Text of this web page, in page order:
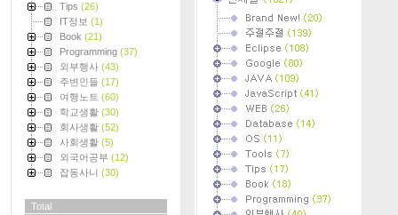
Tips (26)
IT정보 (1)
Book (21)
Programming (37)
외부행사 (43)
주변인들 (17)
여행노트 (60)
학교생활 (30)
회사생활 (52)
사회생활 (5)
외국어공부 (12)
잡동사니 (30)
Total